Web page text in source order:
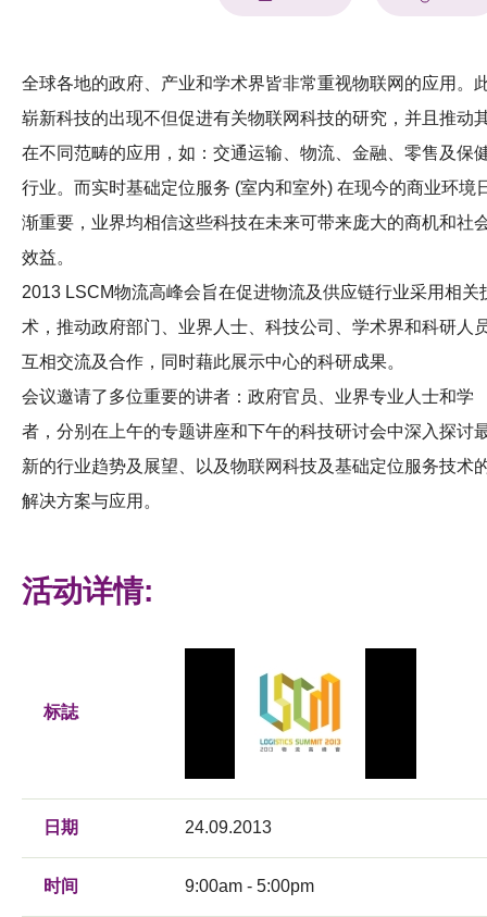
科技分享
会籍
全球各地的政府、产业和学术界皆非常重视物联网的应用。
崭新科技的出现不但促进有关物联网科技的研究，并且推动
在不同范畴的应用，如：交通运输、物流、金融、零售及保
行业。而实时基础定位服务 (室内和室外) 在现今的商业环境
渐重要，业界均相信这些科技在未来可带来庞大的商机和社
效益。
2013 LSCM物流高峰会旨在促进物流及供应链行业采用相关
术，推动政府部门、业界人士、科技公司、学术界和科研人
互相交流及合作，同时藉此展示中心的科研成果。
会议邀请了多位重要的讲者：政府官员、业界专业人士和学
者，分别在上午的专题讲座和下午的科技研讨会中深入探讨
新的行业趋势及展望、以及物联网科技及基础定位服务技术
解决方案与应用。
活动详情:
标誌
日期 24.09.2013
时间 9:00am - 5:00pm